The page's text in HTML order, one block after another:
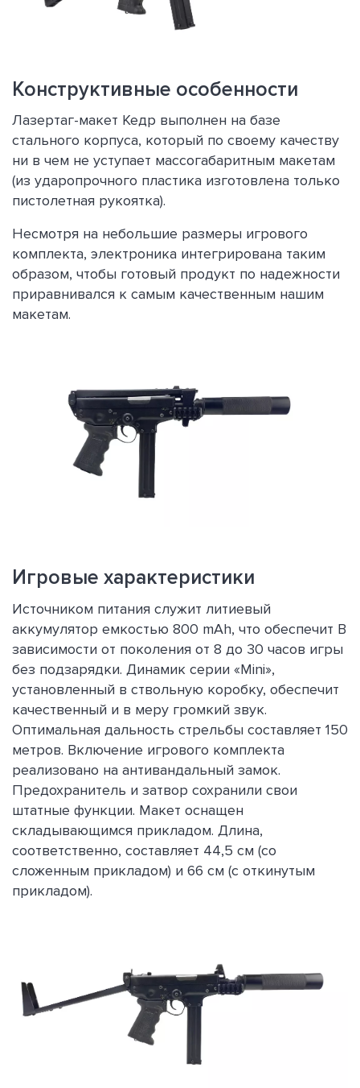
Конструктивные особенности
Лазертаг-макет Кедр выполнен на базе
стального корпуса, который по своему качеству
ни в чем не уступает массогабаритным макетам
(из ударопрочного пластика изготовлена только
пистолетная рукоятка).
Несмотря на небольшие размеры игрового
комплекта, электроника интегрирована таким
образом, чтобы готовый продукт по надежности
приравнивался к самым качественным нашим
макетам.
Игровые характеристики
Источником питания служит литиевый
аккумулятор емкостью 800 mAh, что обеспечит В
зависимости от поколения от 8 до 30 часов игры
без подзарядки. Динамик серии «Mini»,
установленный в ствольную коробку, обеспечит
качественный и в меру громкий звук.
Оптимальная дальность стрельбы составляет 150
метров. Включение игрового комплекта
реализовано на антивандальный замок.
Предохранитель и затвор сохранили свои
штатные функции. Макет оснащен
складывающимся прикладом. Длина,
соответственно, составляет 44,5 см (со
сложенным прикладом) и 66 см (с откинутым
прикладом).